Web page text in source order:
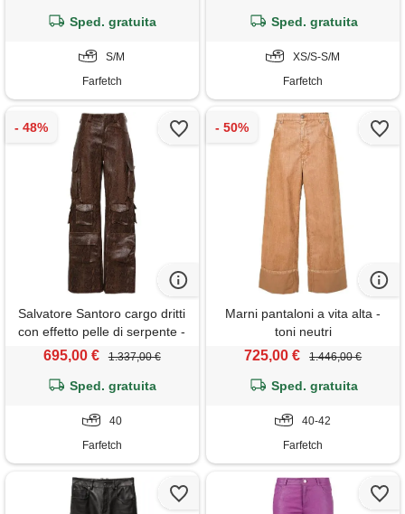
Sped. gratuita
S/M
Farfetch
Sped. gratuita
XS/S-S/M
Farfetch
Salvatore Santoro cargo dritti
con effetto pelle di serpente -
marrone
695,00 € 1.337,00 €
Sped. gratuita
40
Farfetch
Marni pantaloni a vita alta -
toni neutri
725,00 € 1.446,00 €
Sped. gratuita
40-42
Farfetch